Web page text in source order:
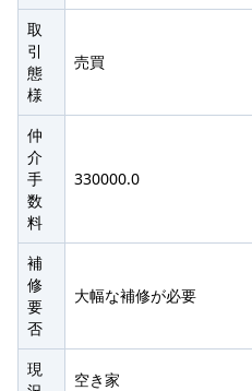
取
引
態
様
売買
仲
介
手
数
料
330000.0
補
修
要
否
大幅な補修が必要
現
空き家